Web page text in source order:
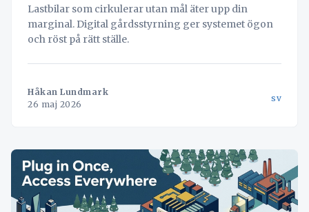
Lastbilar som cirkulerar utan mål äter upp din
marginal. Digital gårdsstyrning ger systemet ögon
och röst på rätt ställe.
Håkan Lundmark
26 maj 2026
sv